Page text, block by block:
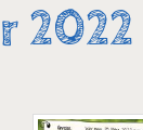
2022